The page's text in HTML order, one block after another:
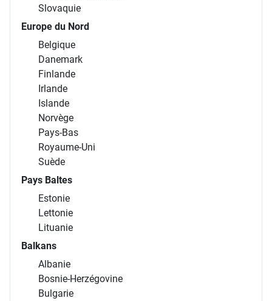
Slovaquie
Europe du Nord
Belgique
Danemark
Finlande
Irlande
Islande
Norvège
Pays-Bas
Royaume-Uni
Suède
Pays Baltes
Estonie
Lettonie
Lituanie
Balkans
Albanie
Bosnie-Herzégovine
Bulgarie